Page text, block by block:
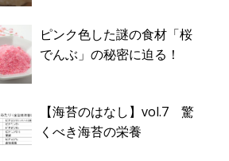
ピンク色した謎の食材「桜
でんぶ」の秘密に迫る！
【海苔のはなし】vol.7 驚
くべき海苔の栄養